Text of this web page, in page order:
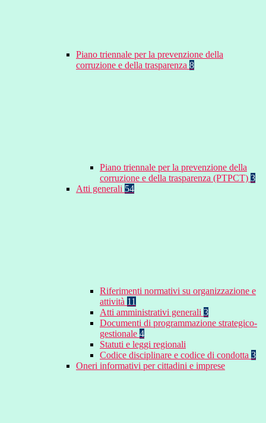
Piano triennale per la prevenzione della
corruzione e della trasparenza 8
Piano triennale per la prevenzione della
corruzione e della trasparenza (PTPCT) 3
Atti generali 54
Riferimenti normativi su organizzazione e
attività 11
Atti amministrativi generali 3
Documenti di programmazione strategico-
gestionale 4
Statuti e leggi regionali
Codice disciplinare e codice di condotta 3
Oneri informativi per cittadini e imprese